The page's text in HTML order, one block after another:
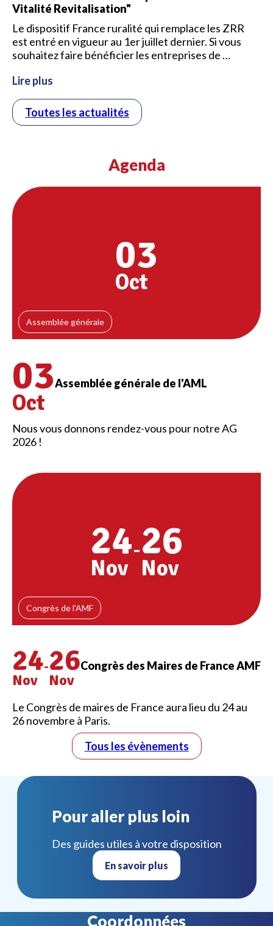
Vitalité Revitalisation"
Le dispositif France ruralité qui remplace les ZRR
est entré en vigueur au 1er juillet dernier. Si vous
souhaitez faire bénéficier les entreprises de …
Lire plus
Toutes les actualités
Agenda
03
Oct
Assemblée générale
03
Oct
Assemblée générale de l'AML
Nous vous donnons rendez-vous pour notre AG
2026 !
24
Nov
-26
Nov
Congrès de l’AMF
24
Nov
-26
Nov
Congrès des Maires de France AMF
Le Congrès de maires de France aura lieu du 24 au
26 novembre à Paris.
Tous les évènements
Pour aller plus loin
Des guides utiles à votre disposition
En savoir plus
Coordonnées